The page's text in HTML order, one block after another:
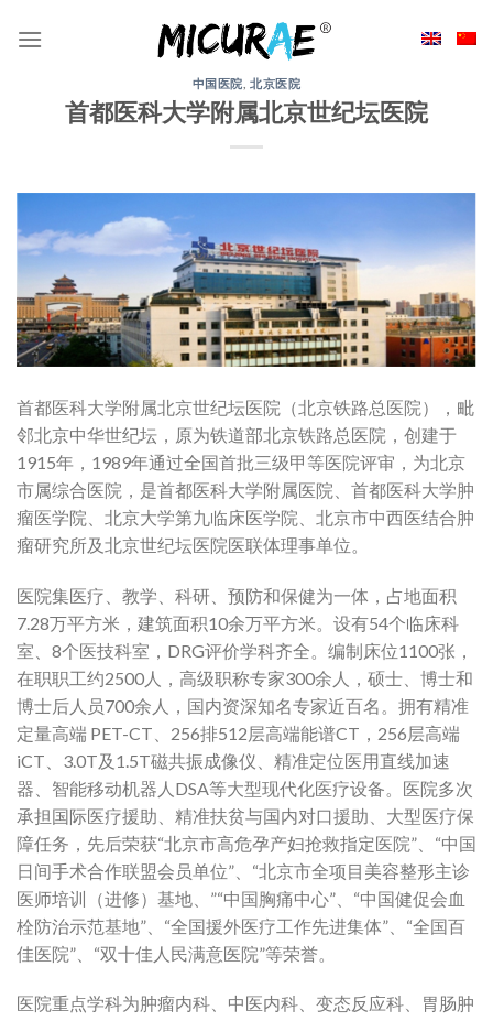
中国医院 ,北京医院
首都医科大学附属北京世纪坛医院
首都医科大学附属北京世纪坛医院（北京铁路总医院），毗
邻北京中华世纪坛，原为铁道部北京铁路总医院，创建于
1915年，1989年通过全国首批三级甲等医院评审，为北京
市属综合医院，是首都医科大学附属医院、首都医科大学肿
瘤医学院、北京大学第九临床医学院、北京市中西医结合肿
瘤研究所及北京世纪坛医院医联体理事单位。
医院集医疗、教学、科研、预防和保健为一体，占地面积
7.28万平方米，建筑面积10余万平方米。设有54个临床科
室、8个医技科室，DRG评价学科齐全。编制床位1100张，
在职职工约2500人，高级职称专家300余人，硕士、博士和
博士后人员700余人，国内资深知名专家近百名。拥有精准
定量高端 PET-CT、256排512层高端能谱CT，256层高端
iCT、3.0T及1.5T磁共振成像仪、精准定位医用直线加速
器、智能移动机器人DSA等大型现代化医疗设备。医院多次
承担国际医疗援助、精准扶贫与国内对口援助、大型医疗保
障任务，先后荣获“北京市高危孕产妇抢救指定医院”、“中国
日间手术合作联盟会员单位”、“北京市全项目美容整形主诊
医师培训（进修）基地、”“中国胸痛中心”、“中国健促会血
栓防治示范基地”、“全国援外医疗工作先进集体”、“全国百
佳医院”、“双十佳人民满意医院”等荣誉。
医院重点学科为肿瘤内科 、中医内科、 变态反应科 、胃肠肿